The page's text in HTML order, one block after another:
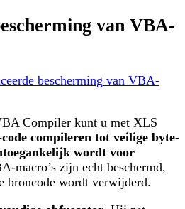
van VBA-
bescherming van VBA-
Compiler kunt u met XLS
compileren tot veilige byte-
wordt voor
macro’s zijn echt beschermd,
broncode wordt verwijderd.